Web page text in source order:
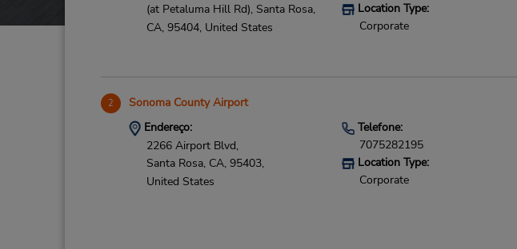
(at Petaluma Hill Rd), Santa Rosa,
CA, 95404, United States
Location Type:
Corporate
2 Sonoma County Airport
Endereço:
2266 Airport Blvd,
Santa Rosa, CA, 95403,
United States
Telefone:
7075282195
Location Type:
Corporate